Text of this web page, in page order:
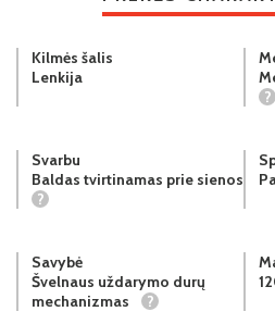
Kilmės šalis
Lenkija
?
Svarbu
Baldas tvirtinamas prie sienos
?
Savybė
Švelnaus uždarymo durų
mechanizmas
?